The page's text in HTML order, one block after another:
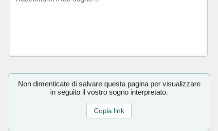
Non dimenticate di salvare questa pagina per visualizzare
in seguito il vostro sogno interpretato.
Copia link